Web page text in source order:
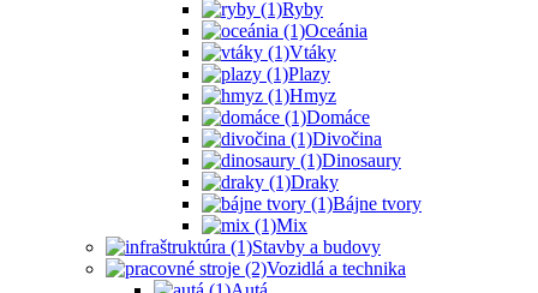
Ryby
Oceánia
Vtáky
Plazy
Hmyz
Domáce
Divočina
Dinosaury
Draky
Bájne tvory
Mix
Stavby a budovy
Vozidlá a technika